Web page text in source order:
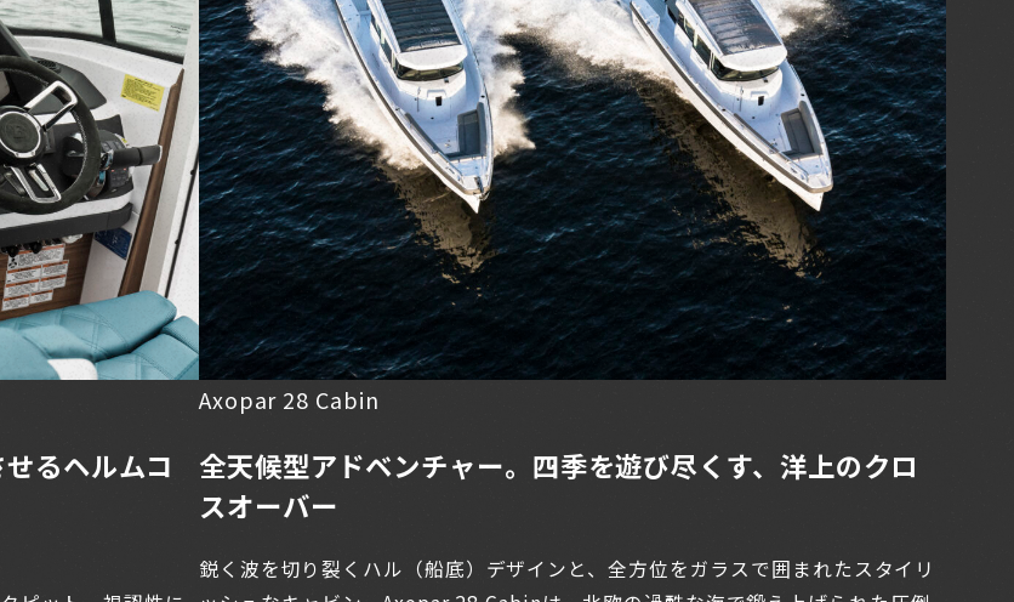
るヘルムコ
Axopar 28 Cabin
全天候型アドベンチャー。四季を遊び尽くす、洋上のクロ
スオーバー
鋭く波を切り裂くハル（船底）デザインと、全方位をガラスで囲まれたスタイリ